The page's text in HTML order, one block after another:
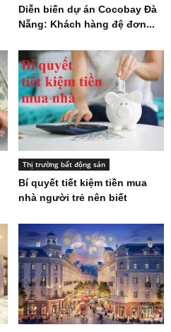
Diễn biến dự án Cocobay Đà
Nẵng: Khách hàng đệ đơn...
Thị trường bất động sản
Bí quyết tiết kiệm tiền mua
nhà người trẻ nên biết